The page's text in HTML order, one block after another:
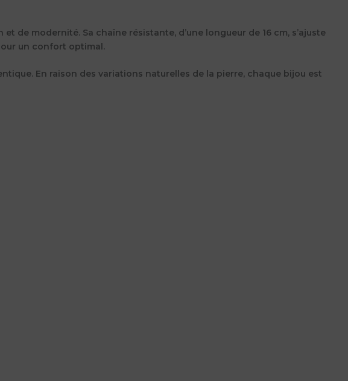
modernité. Sa chaîne résistante, d’une longueur de 16 cm, s’ajuste
un confort optimal.
En raison des variations naturelles de la pierre, chaque bijou est